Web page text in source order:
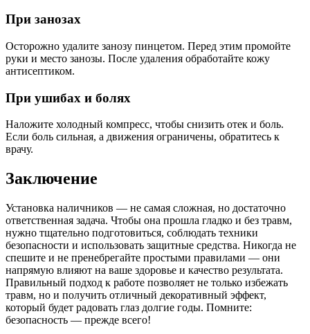
При занозах
Осторожно удалите занозу пинцетом. Перед этим промойте
руки и место занозы. После удаления обработайте кожу
антисептиком.
При ушибах и болях
Наложите холодный компресс, чтобы снизить отек и боль.
Если боль сильная, а движения ограничены, обратитесь к
врачу.
Заключение
Установка наличников — не самая сложная, но достаточно
ответственная задача. Чтобы она прошла гладко и без травм,
нужно тщательно подготовиться, соблюдать техники
безопасности и использовать защитные средства. Никогда не
спешите и не пренебрегайте простыми правилами — они
напрямую влияют на ваше здоровье и качество результата.
Правильный подход к работе позволяет не только избежать
травм, но и получить отличный декоративный эффект,
который будет радовать глаз долгие годы. Помните:
безопасность — прежде всего!